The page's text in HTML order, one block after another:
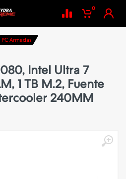
0
PC Armadas
Intel Ultra 7
1 TB M.2, Fuente
240MM